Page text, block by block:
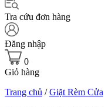
Tra cứu đơn hàng
Đăng nhập
0
Giỏ hàng
Trang chủ /Giặt Rèm Cửa